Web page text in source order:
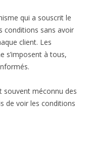
qui a souscrit le
conditions sans avoir
client. Les
s’imposent à tous,
souvent méconnu des
de voir les conditions